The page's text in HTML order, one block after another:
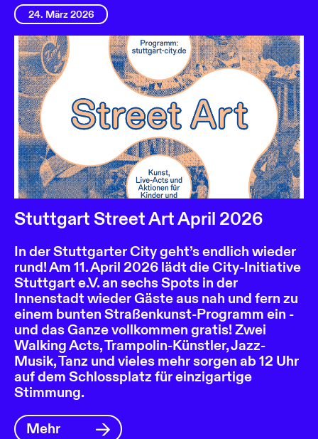
24. März 2026
Stuttgart Street Art April 2026
In der Stuttgarter City geht’s endlich wieder
rund! Am 11. April 2026 lädt die City-Initiative
Stuttgart e.V. an sechs Spots in der
Innenstadt wieder Gäste aus nah und fern zu
einem bunten Straßenkunst-Programm ein -
und das Ganze vollkommen gratis! Zwei
Walking Acts, Trampolin-Künstler, Jazz-
Musik, Tanz und vieles mehr sorgen ab 12 Uhr
auf dem Schlossplatz für einzigartige
Stimmung.
Mehr